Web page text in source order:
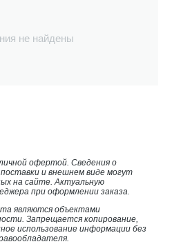
не найдены
офертой. Сведения о
и внешнем виде могут
на сайте. Актуальную
при оформлении заказа.
являются объектами
Запрещается копирование,
использование информации без